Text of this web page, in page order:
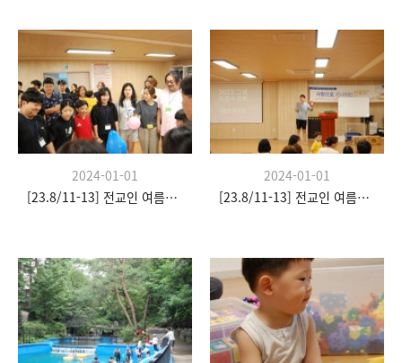
2024-01-01
[23.8/11-13] 전교인 여름수련회
2024-01-01
[23.8/11-13] 전교인 여름수련회